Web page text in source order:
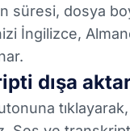
süresi, dosya
İngilizce,
dışa